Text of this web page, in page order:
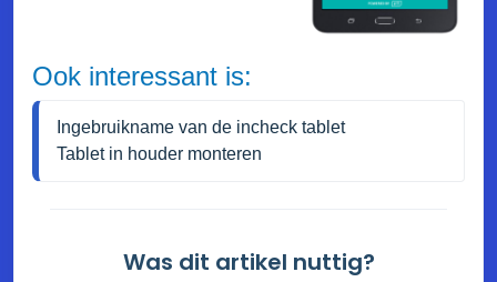
Ook interessant is:
Ingebruikname van de incheck tablet
Tablet in houder monteren
Was dit artikel nuttig?